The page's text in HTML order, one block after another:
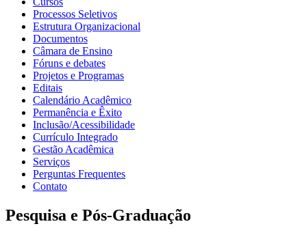
Processos Seletivos
Estrutura Organizacional
Documentos
Câmara de Ensino
Fóruns e debates
Projetos e Programas
Editais
Calendário Acadêmico
Permanência e Êxito
Inclusão/Acessibilidade
Currículo Integrado
Gestão Acadêmica
Serviços
Perguntas Frequentes
Contato
Pesquisa e Pós-Graduação